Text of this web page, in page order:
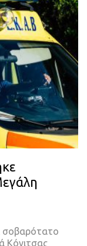
σοβαρότατο
Κόνιτσας